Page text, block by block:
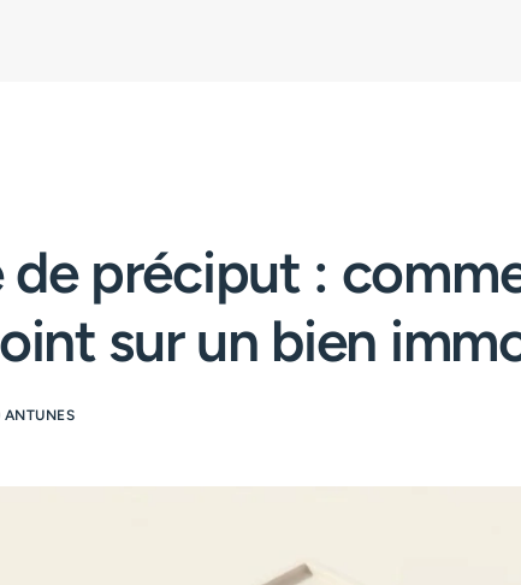
de préciput :
sur un bien
ANTUNES